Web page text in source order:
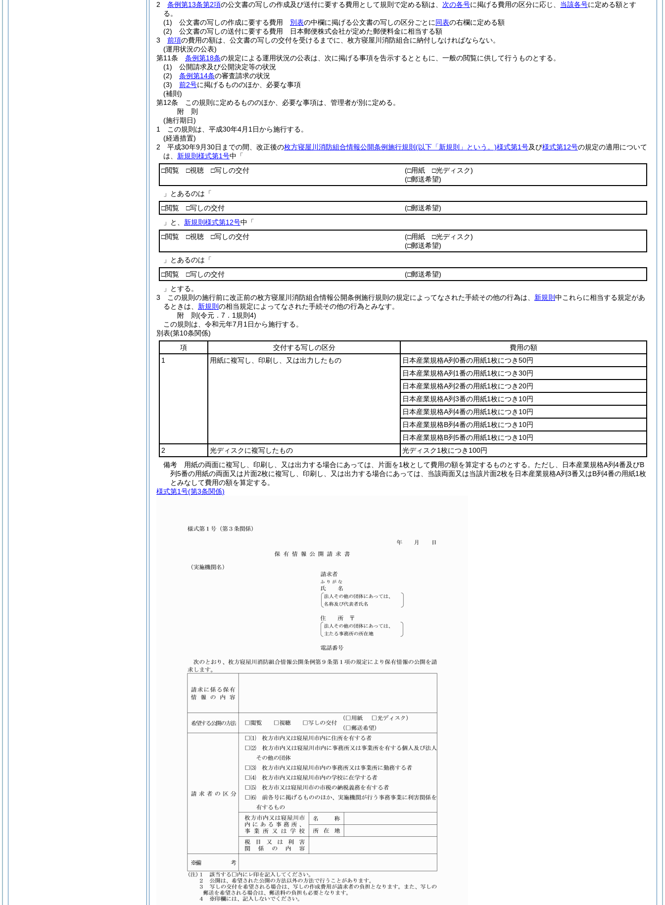
2
条例第13条第2項の公文書の写しの作成及び送付に要する費用として規則で定める額は、 次の各号に掲げる費用の区分に応じ、 当該各号に定める額とす
る。
(1)
公文書の写しの作成に要する費用 別表の中欄に掲げる公文書の写しの区分ごとに同表の右欄に定める額
(2)
公文書の写しの送付に要する費用 日本郵便株式会社が定めた郵便料金に相当する額
3
前項の費用の額は、公文書の写しの交付を受けるまでに、枚方寝屋川消防組合に納付しなければならない。
(運用状況の公表)
第11条
条例第18条の規定による運用状況の公表は、次に掲げる事項を告示するとともに、一般の閲覧に供して行うものとする。
(1)
公開請求及び公開決定等の状況
(2)
条例第14条の審査請求の状況
(3)
前2号に掲げるもののほか、必要な事項
(補則)
第12条
この規則に定めるもののほか、必要な事項は、管理者が別に定める。
附 則
(施行期日)
1
この規則は、平成30年4月1日から施行する。
(経過措置)
2
平成30年9月30日までの間、改正後の枚方寝屋川消防組合情報公開条例施行規則 (以下「新規則」という。)様式第1号及び様式第12号の規定の適用について
は、 新規則様式第1号中「
□閲覧 □視聴 □写しの交付
(□用紙 □光ディスク)
(□郵送希望)
」とあるのは「
□閲覧 □写しの交付
(□郵送希望)
」と、 新規則様式第12号中「
□閲覧 □視聴 □写しの交付
(□用紙 □光ディスク)
(□郵送希望)
」とあるのは「
□閲覧 □写しの交付
(□郵送希望)
」とする。
3
この規則の施行前に改正前の枚方寝屋川消防組合情報公開条例施行規則の規定によってなされた手続その他の行為は、 新規則 中これらに相当する規定があ
るときは、 新規則 の相当規定によってなされた手続その他の行為とみなす。
附 則(令元．7．1規則4)
この規則は、令和元年7月1日から施行する。
別表(第10条関係)
項
交付する写しの区分
費用の額
1
用紙に複写し、印刷し、又は出力したもの
日本産業規格A列0番の用紙1枚につき50円
日本産業規格A列1番の用紙1枚につき30円
日本産業規格A列2番の用紙1枚につき20円
日本産業規格A列3番の用紙1枚につき10円
日本産業規格A列4番の用紙1枚につき10円
日本産業規格B列4番の用紙1枚につき10円
日本産業規格B列5番の用紙1枚につき10円
2
光ディスクに複写したもの
光ディスク1枚につき100円
備考 用紙の両面に複写し、印刷し、又は出力する場合にあっては、片面を1枚として費用の額を算定するものとする。ただし、日本産業規格A列4番及びB
列5番の用紙の両面又は片面2枚に複写し、印刷し、又は出力する場合にあっては、当該両面又は当該片面2枚を日本産業規格A列3番又はB列4番の用紙1枚
とみなして費用の額を算定する。
様式第1号(第3条関係)